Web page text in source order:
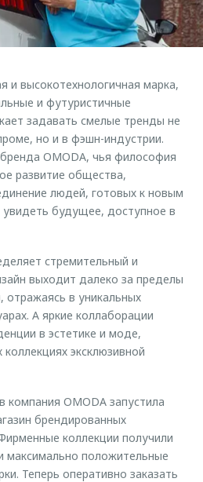
и высокотехнологичная марка,
и футуристичные
задавать смелые тренды не
но и в фэшн-индустрии.
OMODA, чья философия
развитие общества,
людей, готовых к новым
будущее, доступное в
стремительный и
выходит далеко за пределы
отражаясь в уникальных
А яркие коллаборации
в эстетике и моде,
эксклюзивной
компания OMODA запустила
брендированных
коллекции получили
максимально положительные
Теперь оперативно заказать